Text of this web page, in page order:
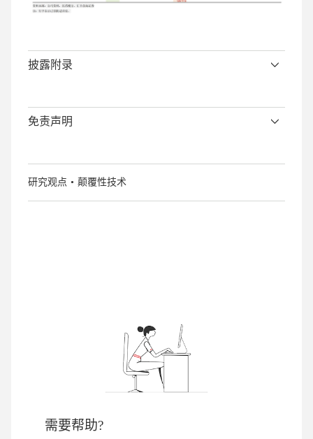
披露附录
免责声明
研究观点 颠覆性技术
需要帮助?